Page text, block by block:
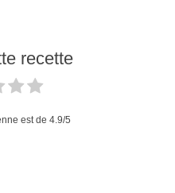
recette
est de 4.9/5